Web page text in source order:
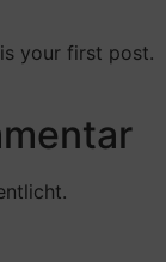
your first post.